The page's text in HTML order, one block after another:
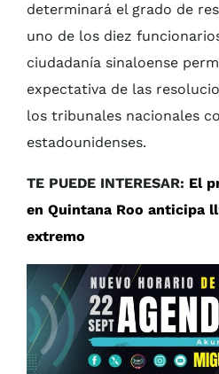
determinará el grado de
uno de los diez
ciudadanía sinaloense
expectativa de las
los tribunales nacionales
estadounidenses.
TE PUEDE INTERESAR: El
en Quintana Roo anticipa
extremo